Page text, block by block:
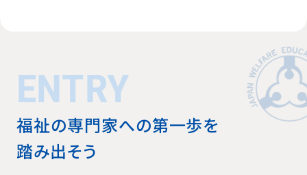
ENTRY
福祉の専門家への第一歩を
踏み出そう